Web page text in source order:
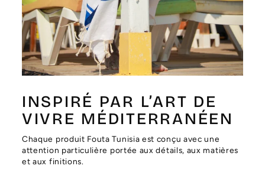
INSPIRÉ PAR L’ART DE
VIVRE MÉDITERRANÉEN
Chaque produit Fouta Tunisia est conçu avec une
attention particulière portée aux détails, aux matières
et aux finitions.